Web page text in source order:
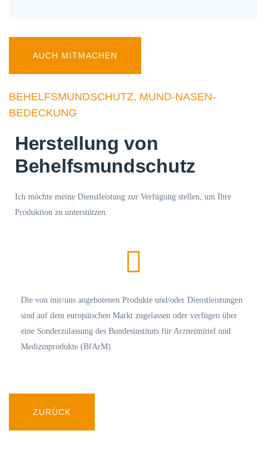
AUCH MITMACHEN
BEHELFSMUNDSCHUTZ, MUND-NASEN-
BEDECKUNG
Herstellung von
Behelfsmundschutz
Ich möchte meine Dienstleistung zur Verfügung stellen, um Ihre
Produktion zu unterstützen.
Die von mir/uns angebotenen Produkte und/oder Dienstleistungen
sind auf dem europäischen Markt zugelassen oder verfügen über
eine Sonderzulassung des Bundesinstituts für Arzneimittel und
Medizinprodukte (BfArM).
ZURÜCK